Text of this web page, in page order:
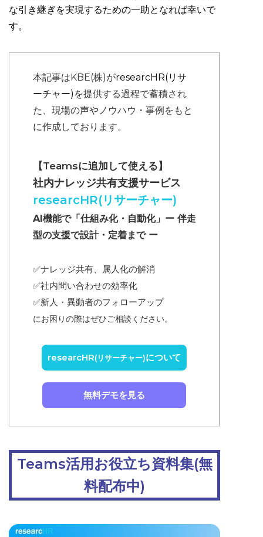
な引き継ぎを実現するための一助となれば幸いで
す。
本記事はKBE(株)がresearcHR(リサ
ーチャー) を提供する過程で蓄積され
た、現場の声やノウハウ・事例をもと
に作成しております。
【Teamsに追加して使える】
社内ナレッジ共有支援サービス
researcHR(リサーチャー)
AI機能で「仕組み化・自動化」ー 伴走
型の支援で設計・定着まで ー
✅ナレッジ共有、属人化の解消
✅社内問い合わせの効率化
✅新人・異動者のフォローアップ
にお困りの際はぜひご相談ください。
researcHR(リサーチャー)について
無料デモを見る
Teams活用お役立ち資料集(無
料配布中)